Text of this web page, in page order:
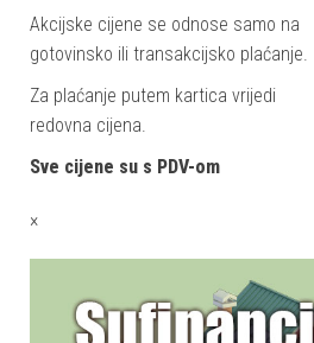
Akcijske cijene se odnose samo na
gotovinsko ili transakcijsko plaćanje.
Za plaćanje putem kartica vrijedi
redovna cijena.
Sve cijene su s PDV-om
×